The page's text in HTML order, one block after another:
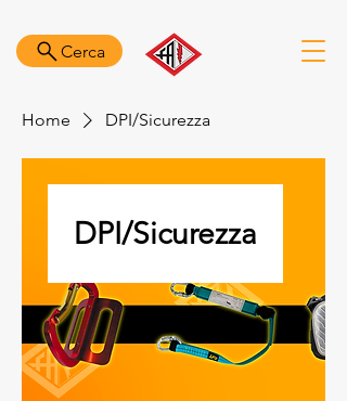
Cerca
Home DPI/Sicurezza
DPI/Sicurezza